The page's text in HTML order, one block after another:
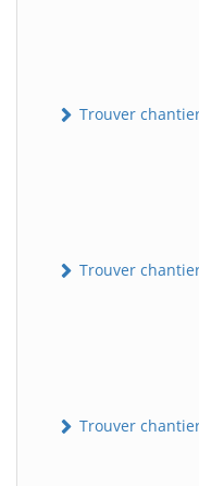
Trouver
Trouver
Trouver